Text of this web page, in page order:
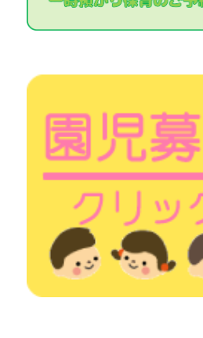
ョ
ン